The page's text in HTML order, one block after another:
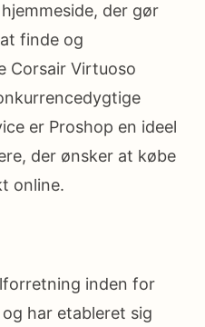
der gør
finde og
Corsair Virtuoso
er Proshop en ideel
der ønsker at købe
online.
inden for
har etableret sig